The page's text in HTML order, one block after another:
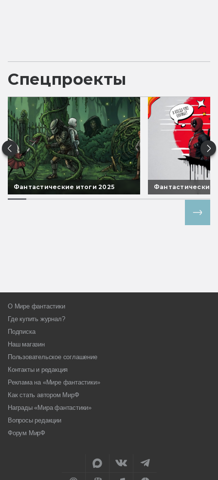
Спецпроекты
Фантастические итоги 2025 Фантастические
О Мире фантастики
Где купить журнал?
Подписка
Наш магазин
Пользовательское соглашение
Контакты и редакция
Реклама на «Мире фантастики»
Как стать автором МирФ
Награды «Мира фантастики»
Вопросы редакции
Форум МирФ